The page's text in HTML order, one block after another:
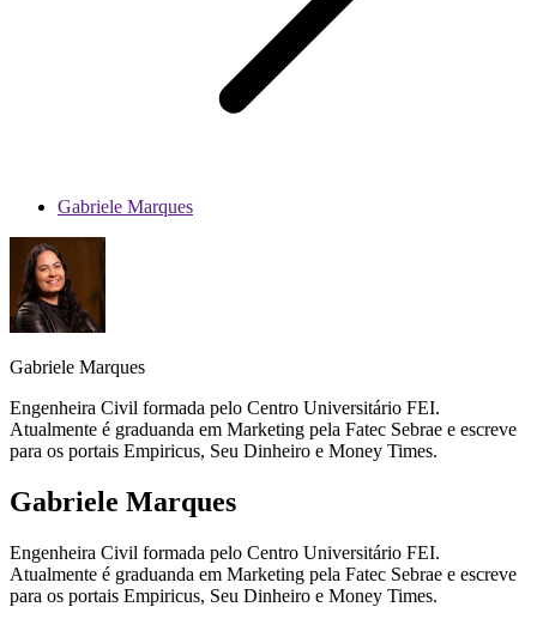
Gabriele Marques
Gabriele Marques
Engenheira Civil formada pelo Centro Universitário FEI.
Atualmente é graduanda em Marketing pela Fatec Sebrae e escreve
para os portais Empiricus, Seu Dinheiro e Money Times.
Gabriele Marques
Engenheira Civil formada pelo Centro Universitário FEI.
Atualmente é graduanda em Marketing pela Fatec Sebrae e escreve
para os portais Empiricus, Seu Dinheiro e Money Times.